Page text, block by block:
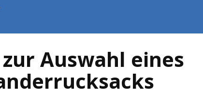
Auswahl eines